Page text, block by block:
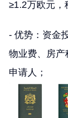
≥1.2万欧元，
- 优势：资金
物业费、房产
申请人；